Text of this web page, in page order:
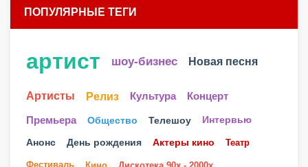
ПОПУЛЯРНЫЕ ТЕГИ
артист шоу-бизнес Новая песня
Артисты Релиз Культура Концерт
Премьера Общество Телешоу Интервью
Анонс День рождения Актеры кино Театр
Фестиваль Кино Дискотека 90х - 2000х